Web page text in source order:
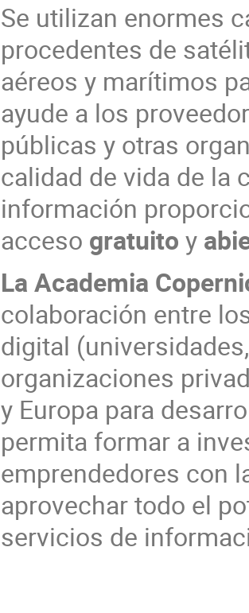
Se utilizan enormes
procedentes de
aéreos y marítimos
ayude a los
públicas y otras
calidad de vida de la
información
acceso gratuito y
La Academia
colaboración entre
digital
organizaciones
y Europa para
permita formar a
emprendedores con
aprovechar todo el
servicios de